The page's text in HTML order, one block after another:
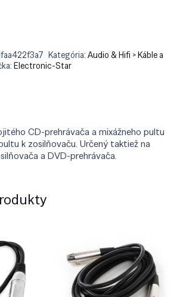
Kategória:Audio & Hifi > Káble a
Electronic-Star
CD-prehrávača a mixážneho pultu
k zosilňovaču. Určený taktiež na
a DVD-prehrávača.